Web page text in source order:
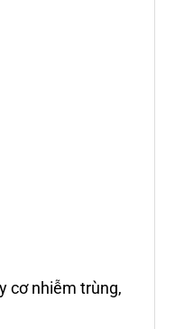
cơ nhiễm trùng,